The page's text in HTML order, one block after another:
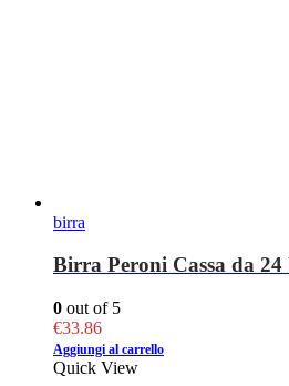
birra
Birra Peroni Cassa da
0 out of 5
€33.86
Aggiungi al carrello
Quick View